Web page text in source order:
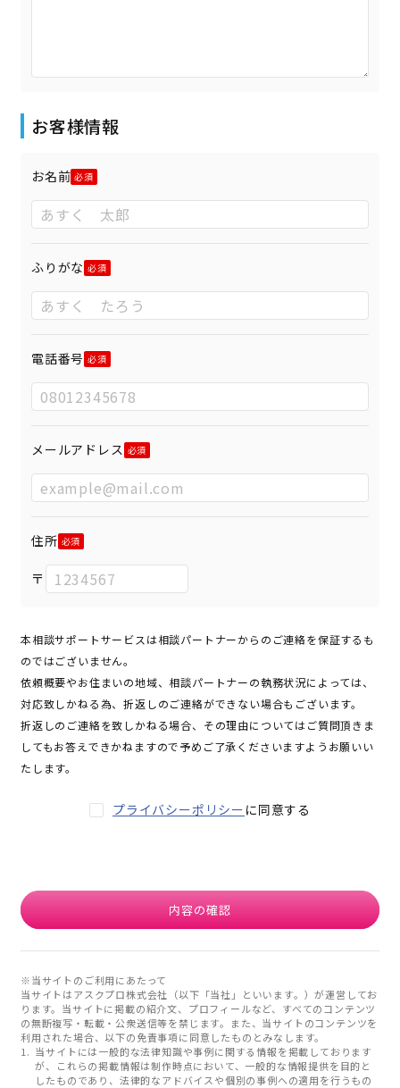
お客様情報
お名前
ふりがな
電話番号
メールアドレス
住所
〒
本相談サポートサービスは相談パートナーからのご連絡を保証するも
のではございません。
依頼概要やお住まいの地域、相談パートナーの執務状況によっては、
対応致しかねる為、折返しのご連絡ができない場合もございます。
折返しのご連絡を致しかねる場合、その理由についてはご質問頂きま
してもお答えできかねますので予めご了承くださいますようお願いい
たします。
プライバシーポリシー に同意する
内容の確認
※当サイトのご利用にあたって
当サイトはアスクプロ株式会社（以下「当社」といいます。）が運営してお
ります。当サイトに掲載の紹介文、プロフィールなど、すべてのコンテンツ
の無断複写・転載・公衆送信等を禁じます。また、当サイトのコンテンツを
利用された場合、以下の免責事項に同意したものとみなします。
当サイトには一般的な法律知識や事例に関する情報を掲載しております
が、これらの掲載情報は制作時点において、一般的な情報提供を目的と
したものであり、法律的なアドバイスや個別の事例への適用を行うもの